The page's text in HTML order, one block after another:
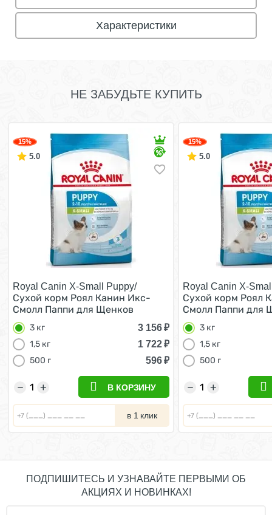
Характеристики
НЕ ЗАБУДЬТЕ КУПИТЬ
15%
5.0
Royal Canin X-Small Puppy/
Сухой корм Роял Канин Икс-
Смолл Паппи для Щенков
мелких пород 3 кг
3 кг 3 156₽
1,5 кг
1 722₽
500 г
596₽
+
− В КОРЗИНУ
в 1 клик
15%
5.0
Royal Canin X-
Сухой корм Роял
Смолл Паппи для
мелких пород 3 кг
3 кг
1,5 кг
500 г
+
−
ПОДПИШИТЕСЬ И УЗНАВАЙТЕ ПЕРВЫМИ ОБ
АКЦИЯХ И НОВИНКАХ!